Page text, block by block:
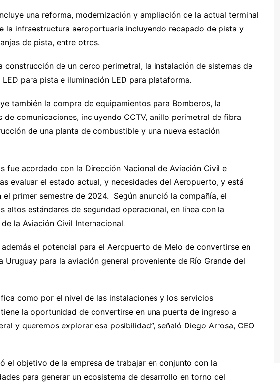
una reforma, modernización y ampliación de la actual terminal
la infraestructura aeroportuaria incluyendo recapado de pista y
de pista, entre otros.
construcción de un cerco perimetral, la instalación de sistemas de
para pista e iluminación LED para plataforma.
también la compra de equipamientos para Bomberos, la
de comunicaciones, incluyendo CCTV, anillo perimetral de fibra
de una planta de combustible y una nueva estación
fue acordado con la Dirección Nacional de Aviación Civil e
evaluar el estado actual, y necesidades del Aeropuerto, y está
primer semestre de 2024. Según anunció la compañía, el
altos estándares de seguridad operacional, en línea con la
la Aviación Civil Internacional.
el potencial para el Aeropuerto de Melo de convertirse en
Uruguay para la aviación general proveniente de Río Grande del
como por el nivel de las instalaciones y los servicios
la oportunidad de convertirse en una puerta de ingreso a
y queremos explorar esa posibilidad”, señaló Diego Arrosa, CEO
el objetivo de la empresa de trabajar en conjunto con la
para generar un ecosistema de desarrollo en torno del